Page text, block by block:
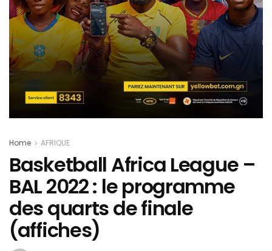
Home AFRIQUE
Basketball Africa League –
BAL 2022 : le programme
des quarts de finale
(affiches)